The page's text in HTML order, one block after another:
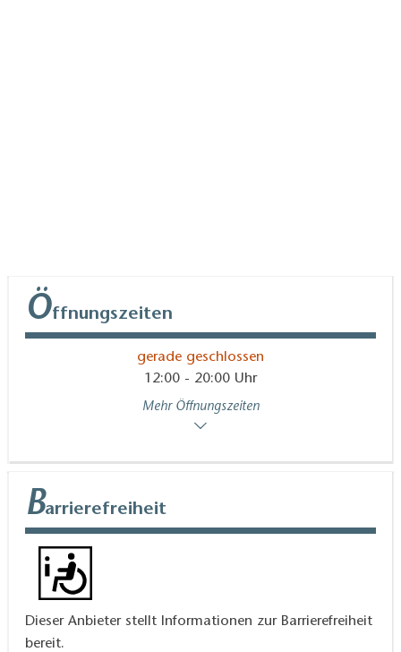
Öffnungszeiten
gerade geschlossen
12:00 - 20:00 Uhr
Mehr Öffnungszeiten
Barrierefreiheit
Dieser Anbieter stellt Informationen zur Barrierefreiheit
bereit.